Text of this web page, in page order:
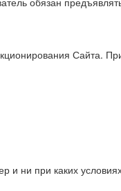
Сайта.
и ни при каких